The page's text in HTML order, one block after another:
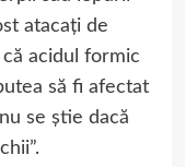
atacați de
acidul formic
să fi afectat
se știe dacă